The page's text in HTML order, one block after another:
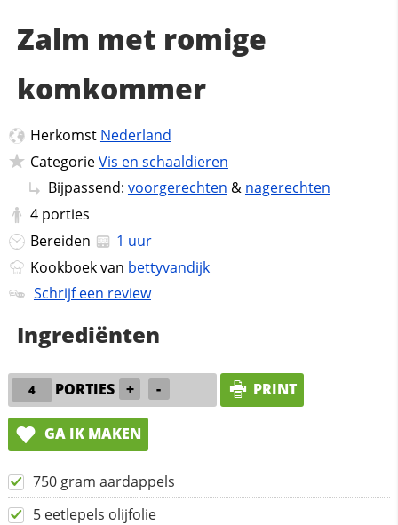
Zalm met romige
komkommer
Herkomst Nederland
CategorieVis en schaaldieren
Bijpassend: voorgerechten & nagerechten
4 porties
Bereiden
1 uur
Kookboek van bettyvandijk
Schrijf een review
Ingrediënten
PORTIES + - PRINT
GA IK MAKEN
750 gram aardappels
5 eetlepels olijfolie